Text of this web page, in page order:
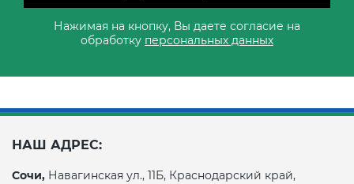
Нажимая на кнопку, Вы даете согласие на
обработку персональных данных
НАШ АДРЕС:
Сочи, Навагинская ул., 11Б, Краснодарский край,